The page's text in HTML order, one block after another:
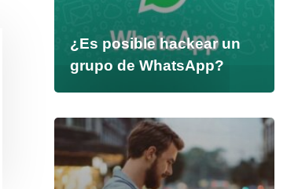
¿Es posible hackear un
grupo de WhatsApp?